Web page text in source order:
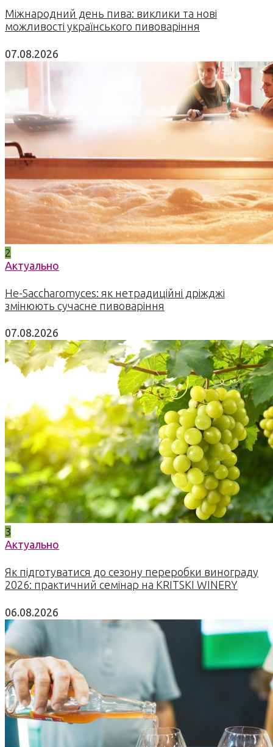
Міжнародний день пива: виклики та нові
можливості українського пивоваріння
07.08.2026
2
Актуально
Не-Saccharomyces: як нетрадиційні дріжджі
змінюють сучасне пивоваріння
07.08.2026
3
Актуально
Як підготуватися до сезону переробки винограду
2026: практичний семінар на KRITSKI WINERY
06.08.2026